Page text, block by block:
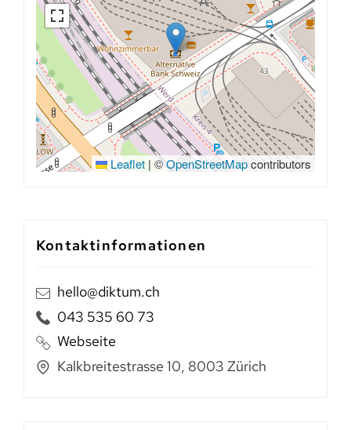
Leaflet | ©OpenStreetMapcontributors
Kontaktinformationen
hello@diktum.ch
043 535 60 73
Webseite
Kalkbreitestrasse 10, 8003 Zürich